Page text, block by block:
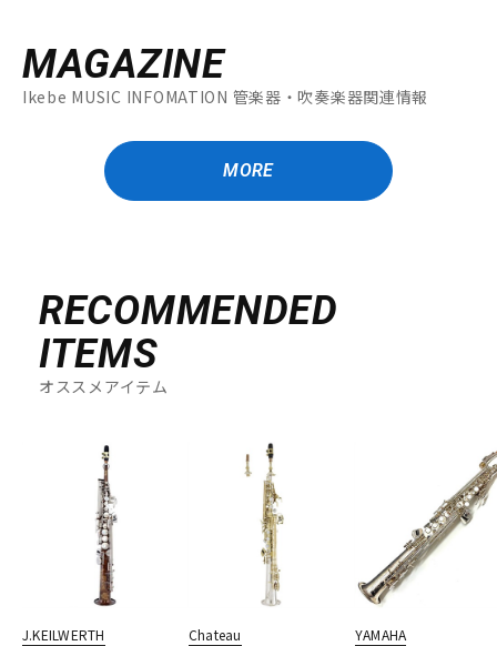
MAGAZINE
Ikebe MUSIC INFOMATION 管楽器・吹奏楽器関連情報
MORE
RECOMMENDED
ITEMS
オススメアイテム
J.KEILWERTH Chateau YAMAHA